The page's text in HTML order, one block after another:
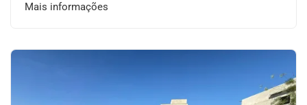
Mais informações